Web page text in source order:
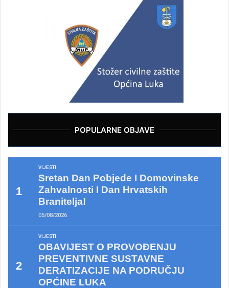
POPULARNE OBJAVE
VIJESTI
Sretan Dan Pobjede I Domovinske
Zahvalnosti I Dan Hrvatskih
Branitelja!
05/08/2026
VIJESTI
OBAVIJEST O PROVOĐENJU
PREVENTIVNE SUSTAVNE
DERATIZACIJE NA PODRUČJU
OPĆINE LUKA